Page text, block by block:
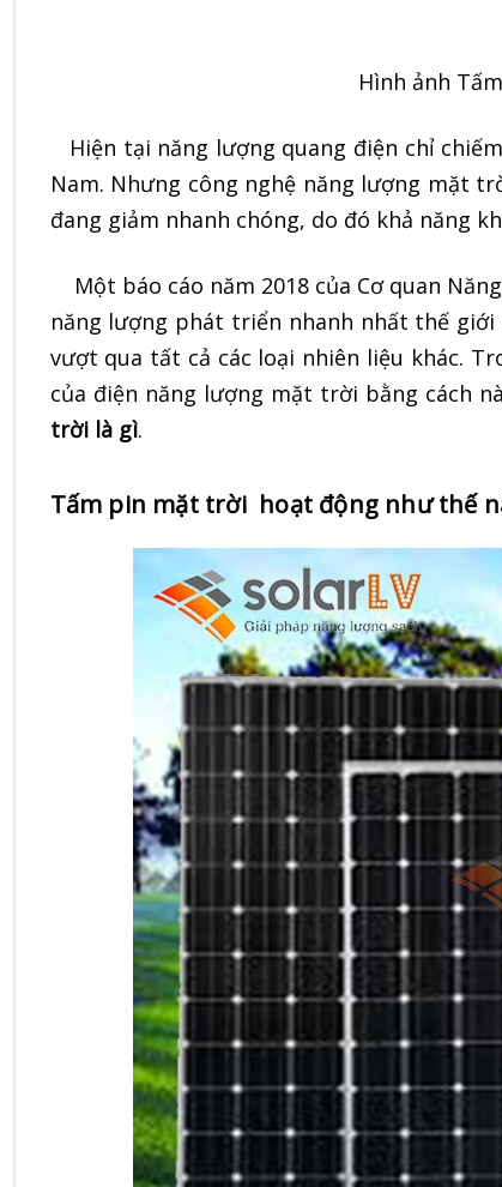
Hình ảnh
Hiện tại năng lượng quang điện chỉ
Nam. Nhưng công nghệ năng lượng mặt
đang giảm nhanh chóng, do đó khả năng
Một báo cáo năm 2018 của Cơ quan
năng lượng phát triển nhanh nhất thế giới
vượt qua tất cả các loại nhiên liệu khác.
của điện năng lượng mặt trời bằng cách
trời là gì.
Tấm pin mặt trời hoạt động như thế